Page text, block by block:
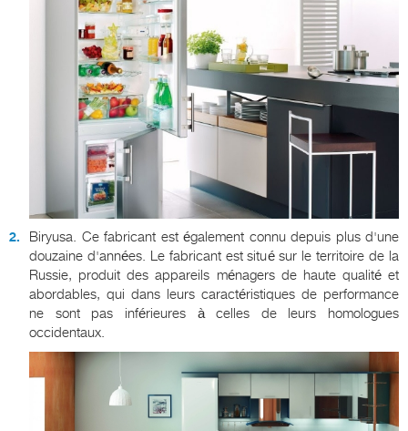
Biryusa. Ce fabricant est également connu depuis plus d'une
douzaine d'années. Le fabricant est situé sur le territoire de la
Russie, produit des appareils ménagers de haute qualité et
abordables, qui dans leurs caractéristiques de performance
ne sont pas inférieures à celles de leurs homologues
occidentaux.